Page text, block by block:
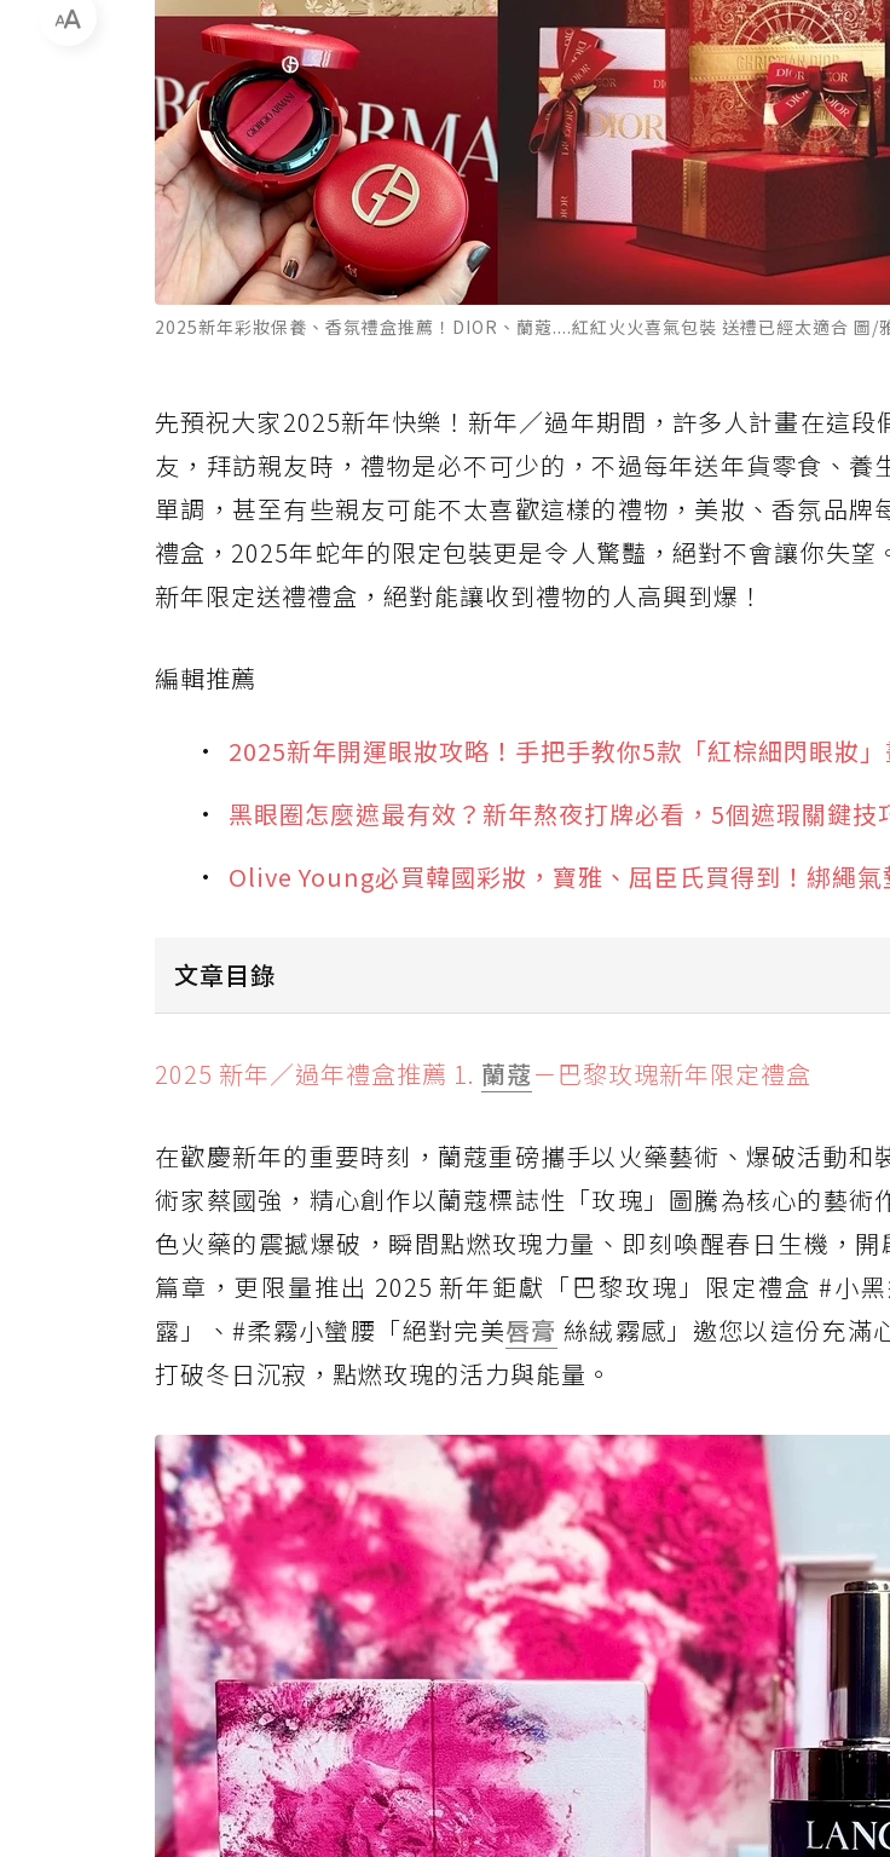
2025新年彩妝保養、香氛禮盒推薦！DIOR、蘭蔻....紅紅火火喜氣包裝 送禮已經太適合 圖/
先預祝大家2025新年快樂！新年／過年期間，許多人計畫在這段
友，拜訪親友時，禮物是必不可少的，不過每年送年貨零食、養
單調，甚至有些親友可能不太喜歡這樣的禮物，美妝、香氛品牌
禮盒，2025年蛇年的限定包裝更是令人驚豔，絕對不會讓你失望
新年限定送禮禮盒，絕對能讓收到禮物的人高興到爆！
編輯推薦
2025新年開運眼妝攻略！手把手教你5款「紅棕細閃眼妝」
黑眼圈怎麼遮最有效？新年熬夜打牌必看，5個遮瑕關鍵技
Olive Young必買韓國彩妝，寶雅、屈臣氏買得到！綁繩
文章目錄
2025 新年／過年禮盒推薦 2. 迪奧－新春珍藏版限量及包裝服務
2025 新年／過年彩妝、保養、香氛禮盒推薦 3. 雅詩蘭黛－新春限定系列
2025 新年／過年彩妝、保養、香氛禮盒推薦 4. Kiehl’s 契爾氏－經典明
2025 新年／過年彩妝、保養、香氛禮盒推薦 5. ARMANI BEAUTY－亞曼
2025 新年／過年禮盒推薦 1. 蘭蔻－巴黎玫瑰新年限定禮盒
在歡慶新年的重要時刻，蘭蔻重磅攜手以火藥藝術、爆破活動和
術家蔡國強，精心創作以蘭蔻標誌性「玫瑰」圖騰為核心的藝術
色火藥的震撼爆破，瞬間點燃玫瑰力量、即刻喚醒春日生機，
篇章，更限量推出 2025 新年鉅獻「巴黎玫瑰」限定禮盒 #小
露」、#柔霧小蠻腰「絕對完美唇膏 絲絨霧感」邀您以這份充滿
打破冬日沉寂，點燃玫瑰的活力與能量。